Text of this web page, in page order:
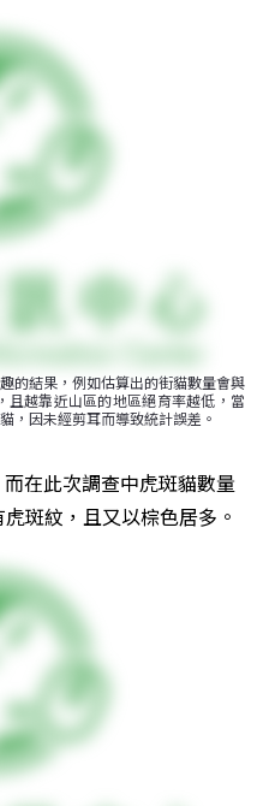
的結果，例如估算出的街貓數量會與
且越靠近山區的地區絕育率越低，當
，因未經剪耳而導致統計誤差。
在此次調查中虎斑貓數量
斑紋，且又以棕色居多。